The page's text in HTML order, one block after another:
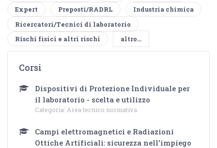
Expert
Preposti/RADRL
Industria chimica
Ricercatori/Tecnici di laboratorio
Rischi fisici e altri rischi
altro...
Corsi
Dispositivi di Protezione Individuale per
il laboratorio - scelta e utilizzo
Categoria: Area tecnico normativa
Campi elettromagnetici e Radiazioni
Ottiche Artificiali: sicurezza nell'impiego